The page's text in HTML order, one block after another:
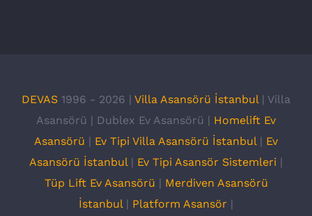
DEVAS 1996 - 2026 | Villa Asansörü İstanbul | Villa
Asansörü | Dublex Ev Asansörü | Homelift Ev
Asansörü | Ev Tipi Villa Asansörü İstanbul | Ev
Asansörü İstanbul | Ev Tipi Asansör Sistemleri |
Tüp Lift Ev Asansörü | Merdiven Asansörü
İstanbul | Platform Asansör |